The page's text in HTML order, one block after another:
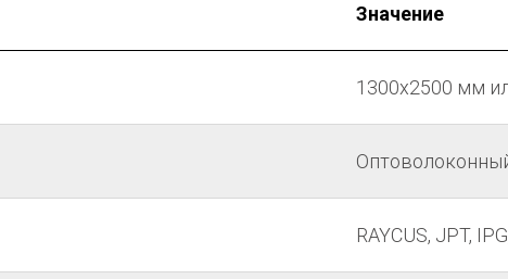
Значение
1300х2500 мм
RAYCUS, JPT,